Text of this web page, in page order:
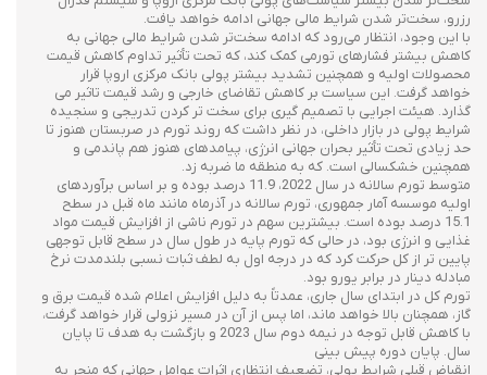
رزرو، سخت‌تر شدن شرایط مالی جهانی ادامه خواهد یافت.
با این وجود، انتظار می‌رود که ادامه سخت‌تر شدن شرایط مالی جهانی به
کاهش بیشتر فشارهای تورمی کمک کند، که تحت تأثیر تداوم کاهش قیمت
محصولات اولیه و همچنین تشدید بیشتر پولی بانک مرکزی اروپا قرار
خواهد گرفت. این سیاست بر کاهش تقاضای خارجی و رشد قیمت تاثیر می
گذارد. هیئت اجرایی با تصمیم گیری برای سخت تر کردن تدریجی و سنجیده
شرایط پولی در بازار داخلی، در نظر داشت که روند تورم در صربستان هنوز تا
حد زیادی تحت تأثیر بحران جهانی انرژی، پیامدهای هنوز هم پاندمی و
همچنین خشکسالی است. که به منطقه ما ضربه زد.
متوسط ​​تورم سالانه در سال 2022، 11.9 درصد بوده و بر اساس برآوردهای
اولیه موسسه آمار جمهوری، تورم سالانه در آذرماه مانند ماه قبل در سطح
15.1 درصد بوده است. بیشترین سهم در تورم ناشی از افزایش قیمت مواد
غذایی و انرژی بود، در حالی که تورم پایه در طول سال در سطح قابل توجهی
پایین تر از کل حرکت کرد که در درجه اول به لطف ثبات نسبی بلندمدت نرخ
مبادله دینار در برابر یورو بود.
تورم کل در ابتدای سال جاری، عمدتاً به دلیل افزایش اعلام شده قیمت برق و
گاز، همچنان بالا خواهد ماند، اما پس از آن در مسیر نزولی قرار خواهد گرفت،
با کاهش قابل توجه در نیمه دوم سال 2023 و بازگشت به هدف تا پایان
سال. پایان دوره پیش بینی
انقباض قبلی شرایط پولی، تضعیف انتظاری اثرات عوامل جهانی که منجر به